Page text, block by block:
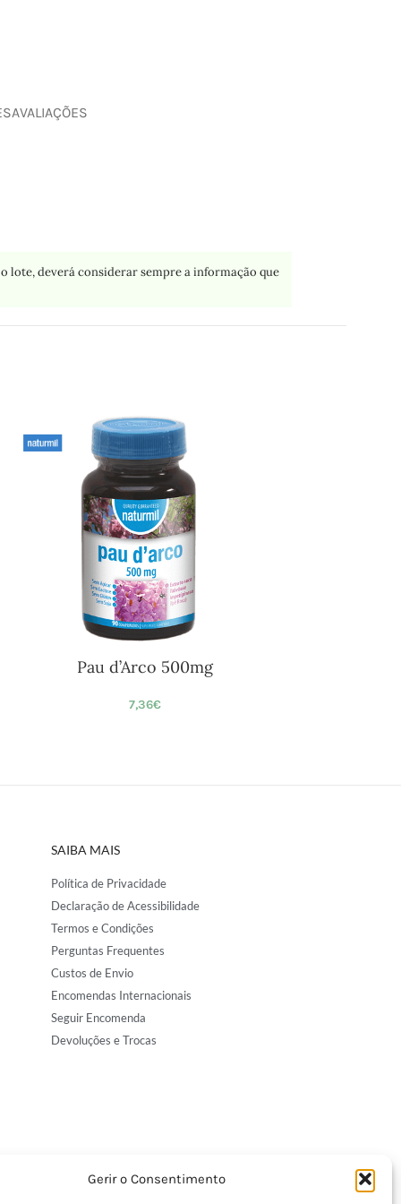
Gerir o Consentimento
AVALIAÇÕES
deverá considerar sempre a informação que
Pau d’Arco 500mg
7,36€
SAIBA MAIS
Política de Privacidade
Declaração de Acessibilidade
Termos e Condições
Perguntas Frequentes
Custos de Envio
Encomendas Internacionais
Seguir Encomenda
Devoluções e Trocas